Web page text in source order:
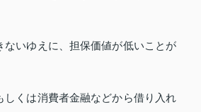
ないゆえに、担保価値が低いことが
しくは消費者金融などから借り入れ